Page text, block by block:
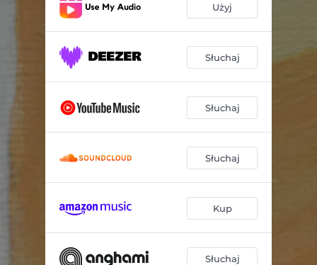
Użyj
Słuchaj
Słuchaj
Słuchaj
Kup
Słuchaj